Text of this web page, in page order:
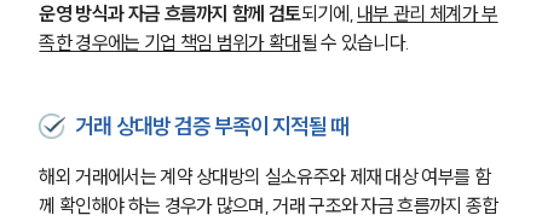
운영 방식과 자금 흐름까지 함께 검토되기에, 내부 관리 체계가 부
족한 경우에는 기업 책임 범위가 확대될 수 있습니다.
거래 상대방 검증 부족이 지적될 때
해외 거래에서는 계약 상대방의 실소유주와 제재 대상 여부를 함
께 확인해야 하는 경우가 많으며, 거래 구조와 자금 흐름까지 종합